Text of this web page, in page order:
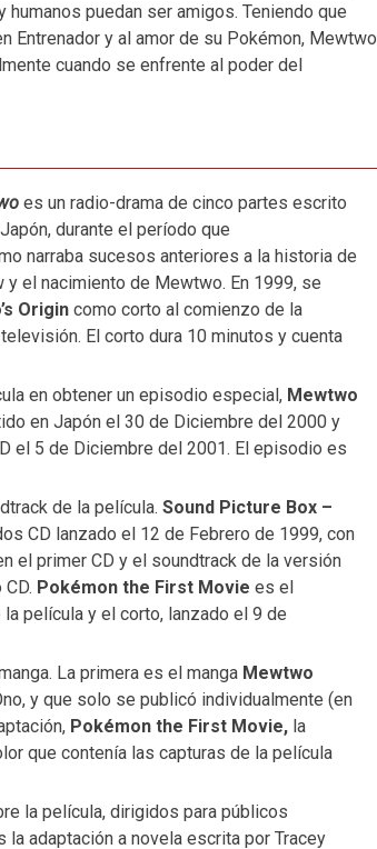
puedan ser amigos. Teniendo que
Entrenador y al amor de su Pokémon, Mewtwo
cuando se enfrente al poder del
es un radio-drama de cinco partes escrito
durante el período que
narraba sucesos anteriores a la historia de
el nacimiento de Mewtwo. En 1999, se
Origin como corto al comienzo de la
El corto dura 10 minutos y cuenta
en obtener un episodio especial, Mewtwo
en Japón el 30 de Diciembre del 2000 y
el 5 de Diciembre del 2001. El episodio es
de la película. Sound Picture Box –
CD lanzado el 12 de Febrero de 1999, con
el primer CD y el soundtrack de la versión
Pokémon the First Movie es el
película y el corto, lanzado el 9 de
La primera es el manga Mewtwo
y que solo se publicó individualmente (en
Pokémon the First Movie, la
que contenía las capturas de la película
la película, dirigidos para públicos
la adaptación a novela escrita por Tracey